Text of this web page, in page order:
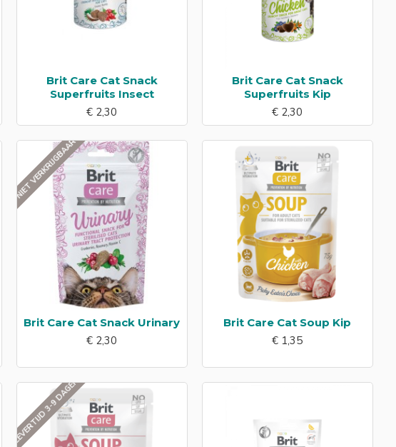
Brit Care Cat Snack
Superfruits Insect
€ 2,30
Brit Care Cat Snack
Superfruits Kip
€ 2,30
NIET VERKRIJGBAAR
Brit Care Cat Snack Urinary
€ 2,30
Brit Care Cat Soup Kip
€ 1,35
LEVERTIJD 3-9 DAGEN